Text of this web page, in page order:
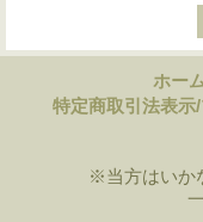
ホー
特定商取引法表示
※当方はいか
一